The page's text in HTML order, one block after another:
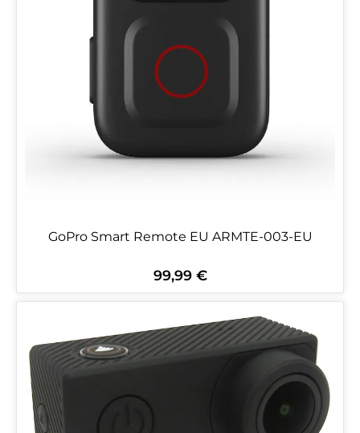
GoPro Smart Remote EU ARMTE-003-EU
Regulärer Preis:
99,99 €